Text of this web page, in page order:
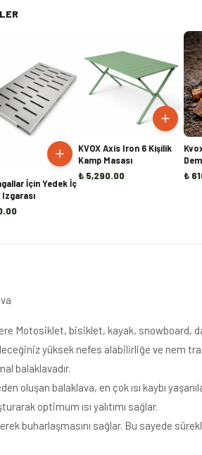
İçin Yedek İç
KVOX Axis Iron 6 Kişilik
Kamp Masası
₺ 5,290.00
₺
Motosiklet, bisiklet, kayak, snowboard,
yüksek nefes alabilirliğe ve nem
balaklavadır.
oluşan balaklava, en çok ısı kaybı
optimum ısı yalıtımı sağlar.
buharlaşmasını sağlar. Bu sayede